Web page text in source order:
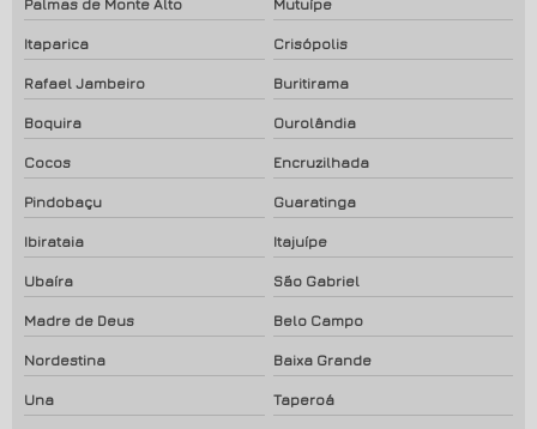
Palmas de Monte Alto Mutuípe
Itaparica Crisópolis
Rafael Jambeiro Buritirama
Boquira Ourolândia
Cocos Encruzilhada
Pindobaçu Guaratinga
Ibirataia Itajuípe
Ubaíra São Gabriel
Madre de Deus Belo Campo
Nordestina Baixa Grande
Una Taperoá